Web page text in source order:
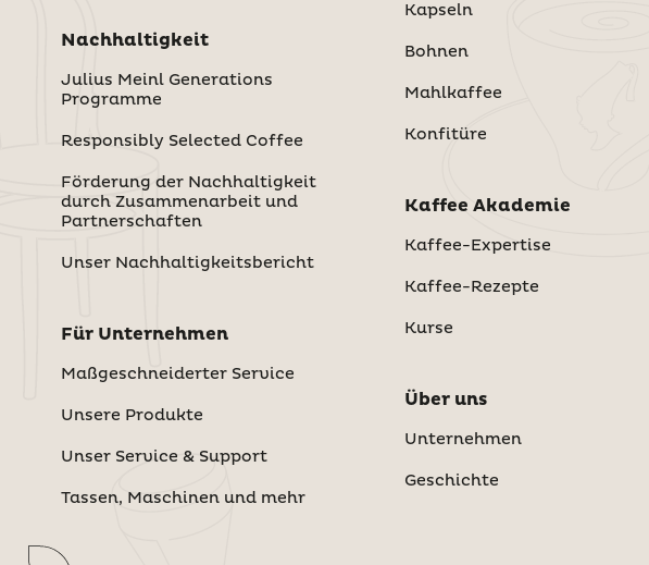
Nachhaltigkeit
Julius Meinl Generations
Programme
Responsibly Selected Coffee
Förderung der Nachhaltigkeit
durch Zusammenarbeit und
Partnerschaften
Unser Nachhaltigkeitsbericht
Für Unternehmen
Maßgeschneiderter Service
Unsere Produkte
Unser Service & Support
Tassen, Maschinen und mehr
Kapseln
Bohnen
Mahlkaffee
Konfitüre
Kaffee Akademie
Kaffee-Expertise
Kaffee-Rezepte
Kurse
Über uns
Unternehmen
Geschichte